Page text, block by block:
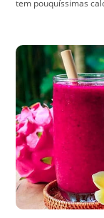
tem pouquíssimas